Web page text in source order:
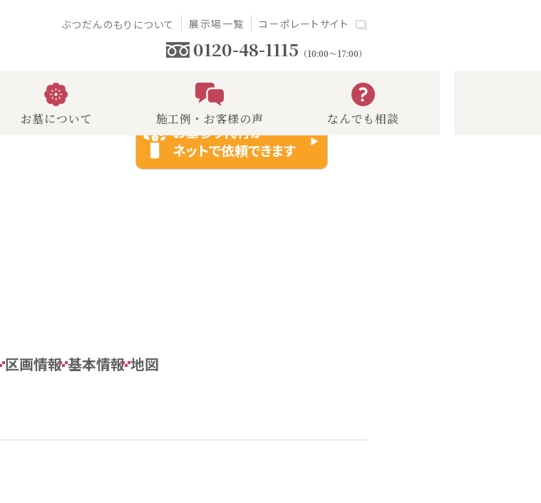
ぶつだんのもりについて 展示場一覧 コーポレートサイト
0120-48-1115 （10:00～17:00）
お墓について 施工例・お客様の声 なんでも相談
お墓参り代行が
ネットで依頼できます
区画情報 基本情報 地図